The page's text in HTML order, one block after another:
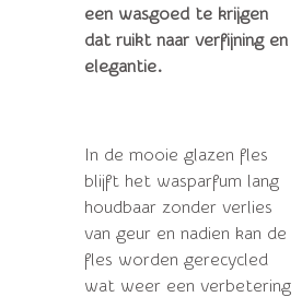
een ​​wasgoed te krijgen
dat ruikt naar verfijning en
elegantie.
In de mooie glazen fles
blijft het wasparfum lang
houdbaar zonder verlies
van geur en nadien kan de
fles worden gerecycled
wat weer een verbetering